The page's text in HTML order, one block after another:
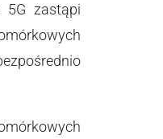
5G zastąpi